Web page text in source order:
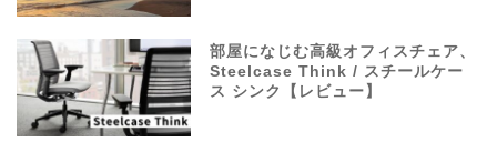
部屋になじむ高級オフィスチェア、
Steelcase Think / スチールケー
ス シンク【レビュー】